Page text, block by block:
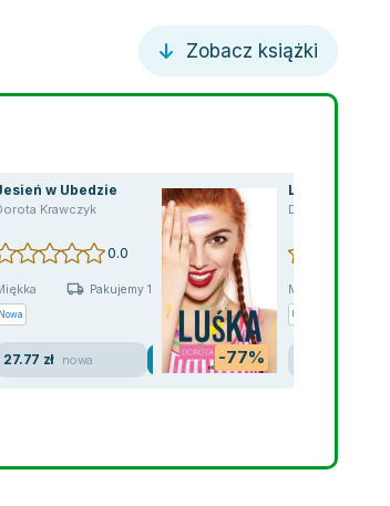
Zobacz książki
w Ubedzie
Krawczyk
0.0
Pakujemy 10.08
Nowa
27.77 zł nowa -77%
Luśka
Dorota Krawczyk
Miękka